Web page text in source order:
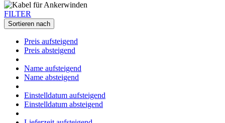
FILTER
Sortieren nach
Preis aufsteigend
Preis absteigend
Name aufsteigend
Name absteigend
Einstelldatum aufsteigend
Einstelldatum absteigend